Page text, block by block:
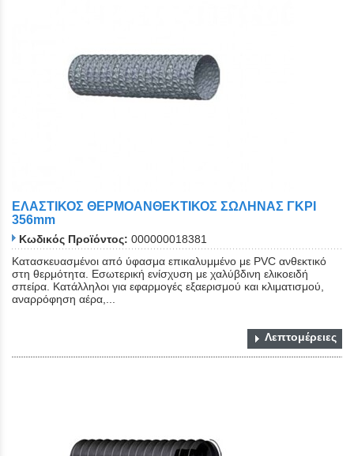
ΕΛΑΣΤΙΚΟΣ ΘΕΡΜΟΑΝΘΕΚΤΙΚΟΣ ΣΩΛΗΝΑΣ ΓΚΡΙ
356mm
Κωδικός Προϊόντος: 000000018381
Κατασκευασμένοι από ύφασμα επικαλυμμένο με PVC ανθεκτικό
στη θερμότητα. Εσωτερική ενίσχυση με χαλύβδινη ελικοειδή
σπείρα. Κατάλληλοι για εφαρμογές εξαερισμού και κλιματισμού,
αναρρόφηση αέρα,...
Λεπτομέρειες